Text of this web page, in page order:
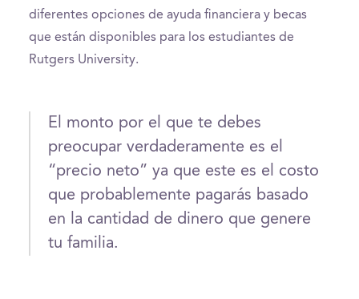
diferentes opciones de ayuda financiera y becas
que están disponibles para los estudiantes de
Rutgers University.
El monto por el que te debes
preocupar verdaderamente es el
“precio neto” ya que este es el costo
que probablemente pagarás basado
en la cantidad de dinero que genere
tu familia.